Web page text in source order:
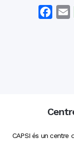
CAPSI és un centre